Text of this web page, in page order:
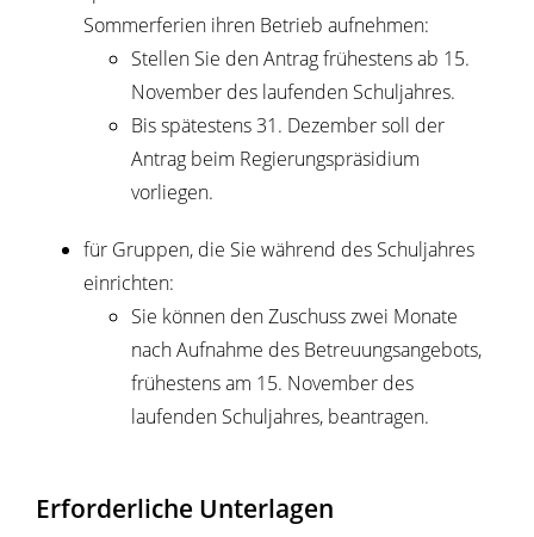
Sommerferien ihren Betrieb aufnehmen:
Stellen Sie den Antrag frühestens ab 15.
November des laufenden Schuljahres.
Bis spätestens 31. Dezember soll der
Antrag beim Regierungspräsidium
vorliegen.
für Gruppen, die Sie während des Schuljahres
einrichten:
Sie können den Zuschuss zwei Monate
nach Aufnahme des Betreuungsangebots,
frühestens am 15. November des
laufenden Schuljahres, beantragen.
Erforderliche Unterlagen